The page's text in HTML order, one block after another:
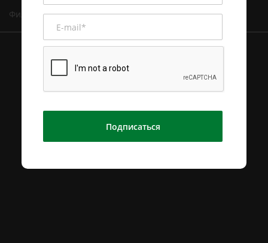
Филиал в Астане
Подписаться